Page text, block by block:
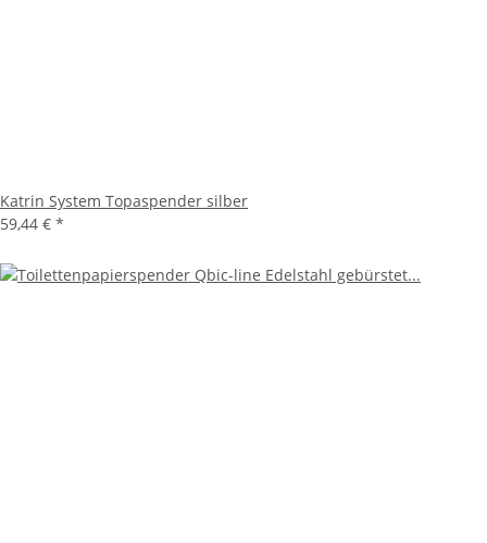
Katrin System Topaspender silber
59,44 € *